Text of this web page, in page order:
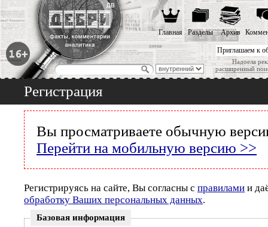
Приглашаем к
Надоела
расширенный
Главная Разделы Архив
Регистрация
Вы просматриваете обычную
Перейти на мобильную версию >>
Регистрируясь на сайте, Вы согласны с правилами и
обработку Ваших персональных данных.
Базовая информация